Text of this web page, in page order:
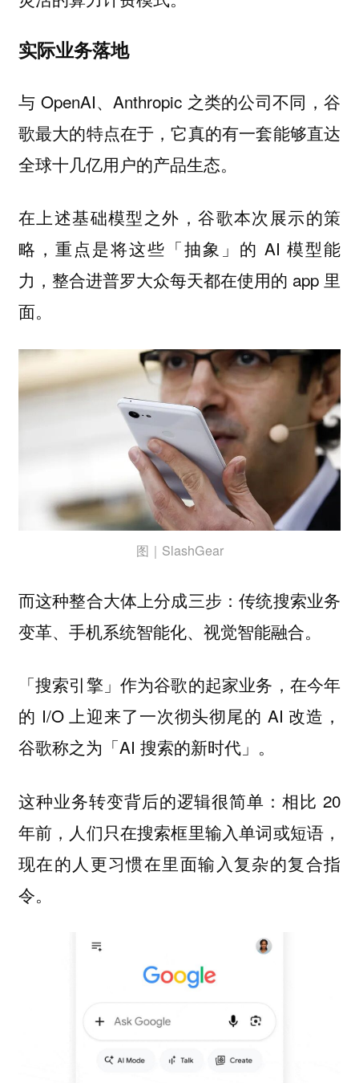
实际业务落地
与 OpenAI、Anthropic 之类的公司不同，谷
歌最大的特点在于，它真的有一套能够直达
全球十几亿用户的产品生态。
在上述基础模型之外，谷歌本次展示的策
略，重点是将这些「抽象」的 AI 模型能
力，整合进普罗大众每天都在使用的 app 里
面。
图｜SlashGear
而这种整合大体上分成三步：传统搜索业务
变革、手机系统智能化、视觉智能融合。
「搜索引擎」作为谷歌的起家业务，在今年
的 I/O 上迎来了一次彻头彻尾的 AI 改造，
谷歌称之为「AI 搜索的新时代」。
这种业务转变背后的逻辑很简单：相比 20
年前，人们只在搜索框里输入单词或短语，
现在的人更习惯在里面输入复杂的复合指
令。